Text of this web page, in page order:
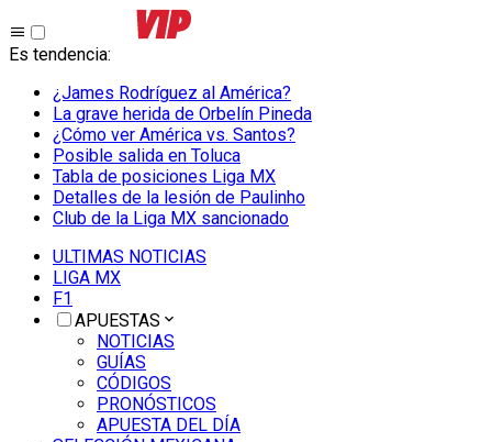
Es tendencia:
¿James Rodríguez al América?
La grave herida de Orbelín Pineda
¿Cómo ver América vs. Santos?
Posible salida en Toluca
Tabla de posiciones Liga MX
Detalles de la lesión de Paulinho
Club de la Liga MX sancionado
ULTIMAS NOTICIAS
LIGA MX
F1
APUESTAS
NOTICIAS
GUÍAS
CÓDIGOS
PRONÓSTICOS
APUESTA DEL DÍA